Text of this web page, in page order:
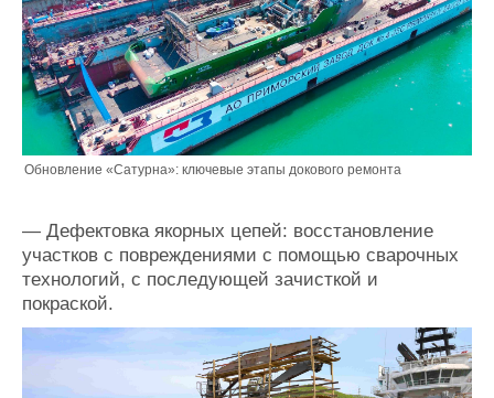
Обновление «Сатурна»: ключевые этапы докового ремонта
— Дефектовка якорных цепей: восстановление
участков с повреждениями с помощью сварочных
технологий, с последующей зачисткой и
покраской.